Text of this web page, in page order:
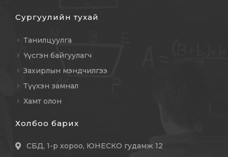
Сургуулийн тухай
Танилцуулга
Үүсгэн байгуулагч
Захирлын мэндчилгээ
Түүхэн замнал
Хамт олон
Холбоо барих
СБД, 1-р хороо, ЮНЕСКО гудамж 12